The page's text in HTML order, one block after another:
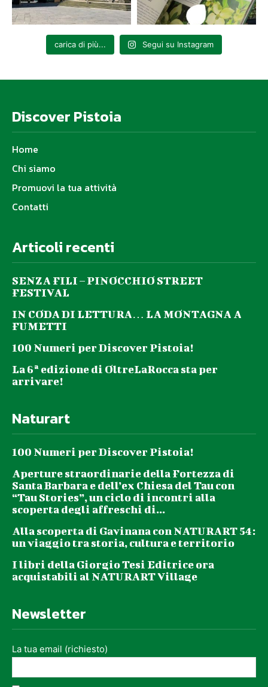
carica di più... Segui su Instagram
Discover Pistoia
Home
Chi siamo
Promuovi la tua attività
Contatti
Articoli recenti
SENZA FILI – PINOCCHIO STREET
FESTIVAL
IN CODA DI LETTURA… LA MONTAGNA A
FUMETTI
100 Numeri per Discover Pistoia!
La 6ª edizione di OltreLaRocca sta per
arrivare!
Naturart
100 Numeri per Discover Pistoia!
Aperture straordinarie della Fortezza di
Santa Barbara e dell’ex Chiesa del Tau con
“Tau Stories”, un ciclo di incontri alla
scoperta degli affreschi di...
Alla scoperta di Gavinana con NATURART 54:
un viaggio tra storia, cultura e territorio
I libri della Giorgio Tesi Editrice ora
acquistabili al NATURART Village
Newsletter
La tua email (richiesto)